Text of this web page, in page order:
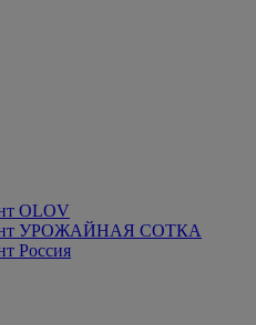
OLOV
УРОЖАЙНАЯ СОТКА
Россия